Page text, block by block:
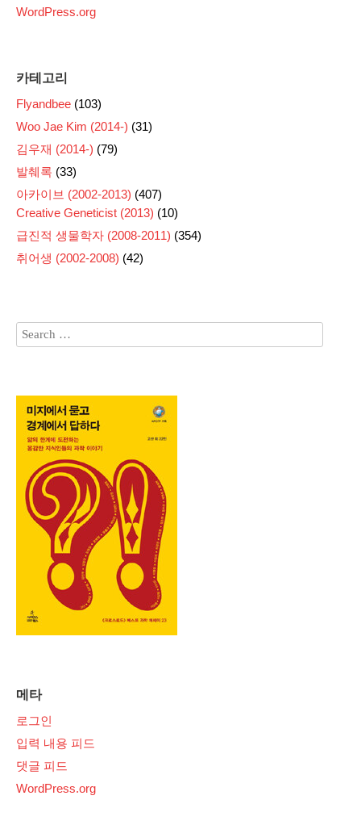
WordPress.org
카테고리
Flyandbee (103)
Woo Jae Kim (2014-) (31)
김우재 (2014-) (79)
발췌록 (33)
아카이브 (2002-2013) (407)
Creative Geneticist (2013) (10)
급진적 생물학자 (2008-2011) (354)
취어생 (2002-2008) (42)
메타
로그인
입력 내용 피드
댓글 피드
WordPress.org